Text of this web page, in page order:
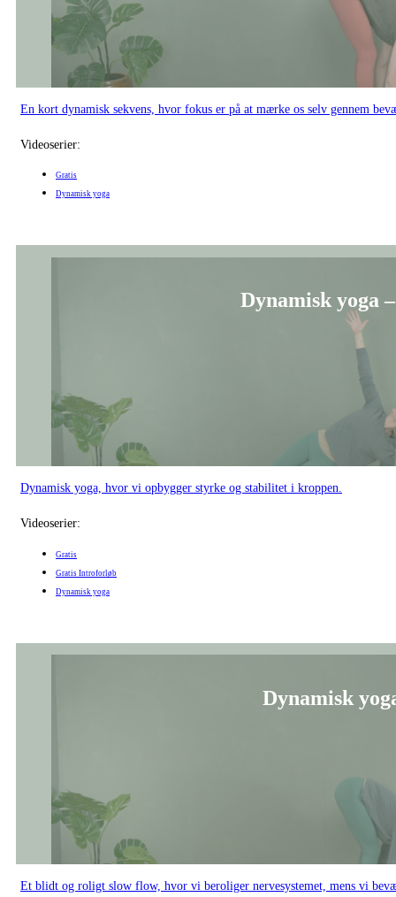
En kort dynamisk sekvens, hvor fokus er på at mærke os selv gennem
Videoserier:
Gratis
Dynamisk yoga
Dynamisk yoga
Dynamisk yoga, hvor vi opbygger styrke og stabilitet i kroppen.
Videoserier:
Gratis
Gratis Introforløb
Dynamisk yoga
Dynamisk
Et blidt og roligt slow flow, hvor vi beroliger nervesystemet, mens vi